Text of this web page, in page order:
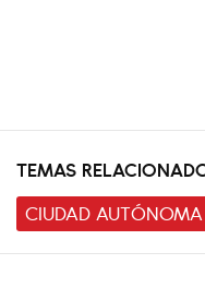
TEMAS
CIUDAD